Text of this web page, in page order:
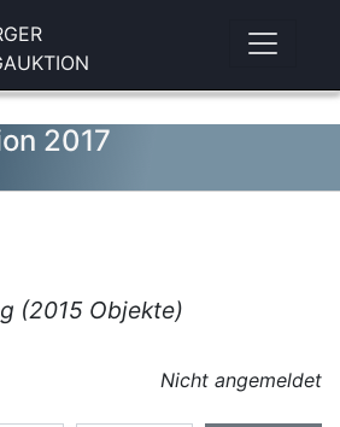
2017
(2015 Objekte)
Nicht angemeldet